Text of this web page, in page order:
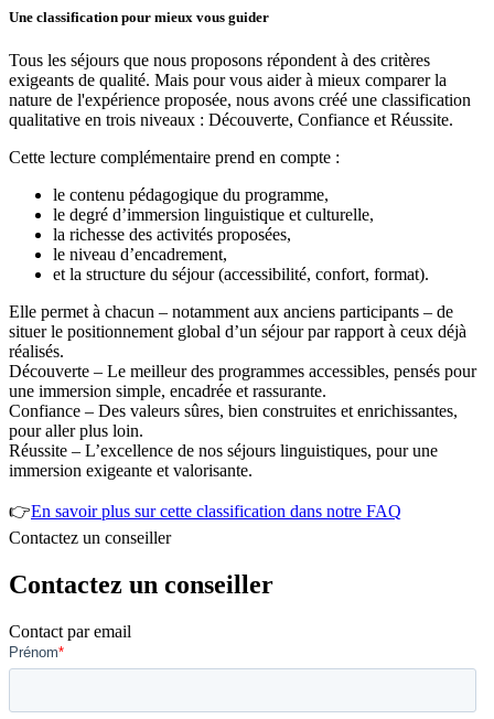
Une classification pour mieux vous guider
Tous les séjours que nous proposons répondent à des critères
exigeants de qualité. Mais pour vous aider à mieux comparer la
nature de l'expérience proposée, nous avons créé une classification
qualitative en trois niveaux : Découverte, Confiance et Réussite.
Cette lecture complémentaire prend en compte :
le contenu pédagogique du programme,
le degré d’immersion linguistique et culturelle,
la richesse des activités proposées,
le niveau d’encadrement,
et la structure du séjour (accessibilité, confort, format).
Elle permet à chacun – notamment aux anciens participants – de
situer le positionnement global d’un séjour par rapport à ceux déjà
réalisés.
Découverte – Le meilleur des programmes accessibles, pensés pour
une immersion simple, encadrée et rassurante.
Confiance – Des valeurs sûres, bien construites et enrichissantes,
pour aller plus loin.
Réussite – L’excellence de nos séjours linguistiques, pour une
immersion exigeante et valorisante.
👉En savoir plus sur cette classification dans notre FAQ
Contactez un conseiller
Contactez un conseiller
Contact par email